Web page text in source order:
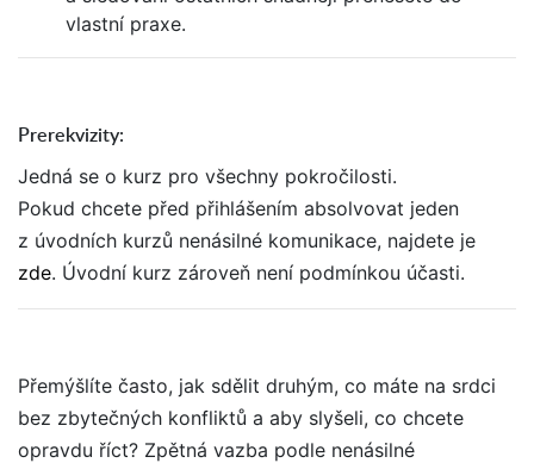
vlastní praxe.
Prerekvizity:
Jedná se o kurz pro všechny pokročilosti.
Pokud chcete před přihlášením absolvovat jeden
z úvodních kurzů nenásilné komunikace, najdete je
zde. Úvodní kurz zároveň není podmínkou účasti.
Přemýšlíte často, jak sdělit druhým, co máte na srdci
bez zbytečných konfliktů a aby slyšeli, co chcete
opravdu říct? Zpětná vazba podle nenásilné